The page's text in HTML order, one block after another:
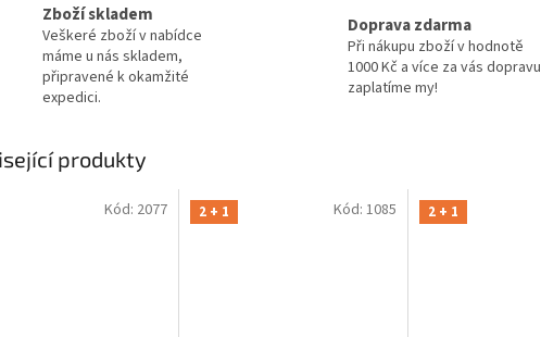
Zboží skladem
Veškeré zboží v nabídce
máme u nás skladem,
připravené k okamžité
expedici.
Doprava zdarma
Při nákupu zboží v hodnotě
1000 Kč a více za vás dopravu
zaplatíme my!
produkty
Kód: 2077 2 + 1 Kód: 1085 2 + 1